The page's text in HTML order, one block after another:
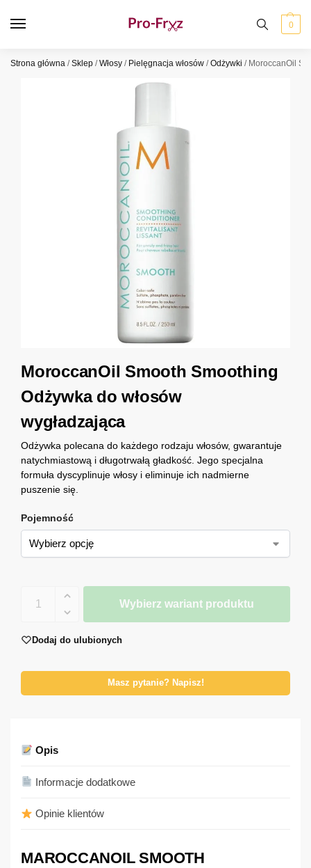
0
Strona główna /Sklep /Włosy / Pielęgnacja włosów /Odżywki / MoroccanOil
MoroccanOil Smooth Smoothing
Odżywka do włosów
wygładzająca
Odżywka polecana do każdego rodzaju włosów, gwarantuje
natychmiastową i długotrwałą gładkość. Jego specjalna
formuła dyscyplinuje włosy i eliminuje ich nadmierne
puszenie się.
Pojemność
Wybierz wariant produktu
Dodaj do ulubionych
Masz pytanie? Napisz!
Opis
Informacje dodatkowe
Opinie klientów
MAROCCANOIL SMOOTH